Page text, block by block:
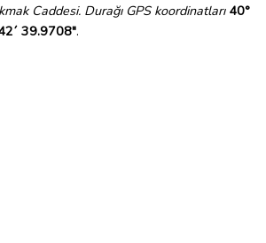
Caddesi. Durağı GPS koordinatları 40°
39.9708".